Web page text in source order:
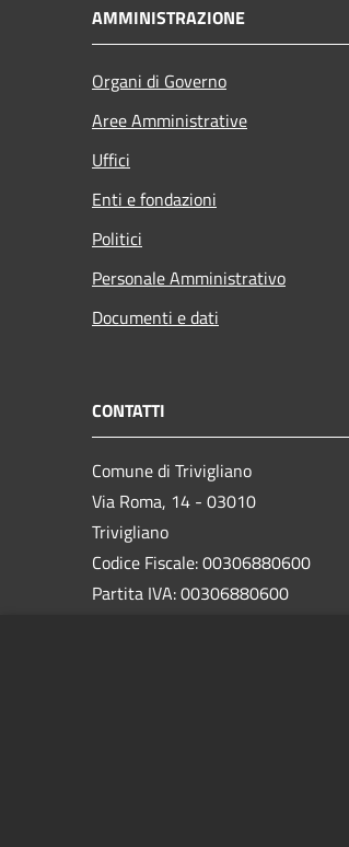
AMMINISTRAZIONE
Organi di Governo
Aree Amministrative
Uffici
Enti e fondazioni
Politici
Personale Amministrativo
Documenti e dati
CONTATTI
Comune di Trivigliano
Via Roma, 14 - 03010
Trivigliano
Codice Fiscale: 00306880600
Partita IVA: 00306880600